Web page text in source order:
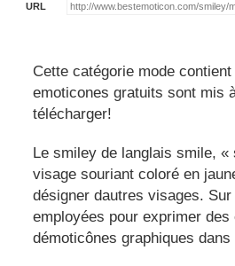
URL
Cette catégorie mode
emoticones gratuits sont mis
télécharger!
Le smiley de langlais smile,
visage souriant coloré en
désigner dautres visages.
employées pour exprimer
démoticônes graphiques